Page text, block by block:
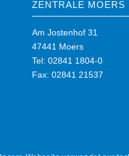
ZENTRALE MOERS
Am Jostenhof 31
47441 Moers
Tel: 02841 1804-0
Fax: 02841 21537